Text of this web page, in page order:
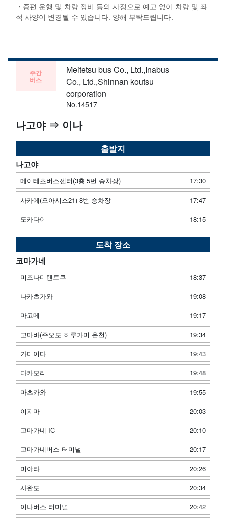
・증편 운행 및 차량 정비 등의 사정으로 예고 없이 차량 및 좌
석 사양이 변경될 수 있습니다. 양해 부탁드립니다.
주간
버스
Meitetsu bus Co., Ltd.,Inabus
Co., Ltd.,Shinnan koutsu
corporation
No.14517
나고야 ⇒ 이나
출발지
나고야
메이테츠버스센터(3층 5번 승차장)
17:30
사카에(오아시스21) 8번 승차장
17:47
도카다이
18:15
도착 장소
코마가네
미즈나미텐토쿠
18:37
나카츠가와
19:08
마고메
19:17
고마바(주오도 히루가미 온천)
19:34
가미이다
19:43
다카모리
19:48
마츠카와
19:55
이지마
20:03
고마가네 IC
20:10
고마가네버스 터미널
20:17
미야타
20:26
사완도
20:34
이나버스 터미널
20:42